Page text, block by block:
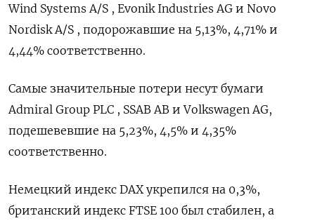
Wind Systems ​A/S , Evonik Industries AG ‌и Novo
Nordisk A/S , подорожавшие на 5,13%, 4,71% ​и ​
4,44% ‌соответственно.
Самые значительные потери несут бумаги ​
Admiral Group PLC , SSAB AB и Volkswagen AG,
подешевевшие на 5,23%, 4,5% и 4,35%
соответственно.
Немецкий индекс DAX укрепился ​на ⁠0,3%,
британский индекс FTSE 100 был стабилен, ‌а